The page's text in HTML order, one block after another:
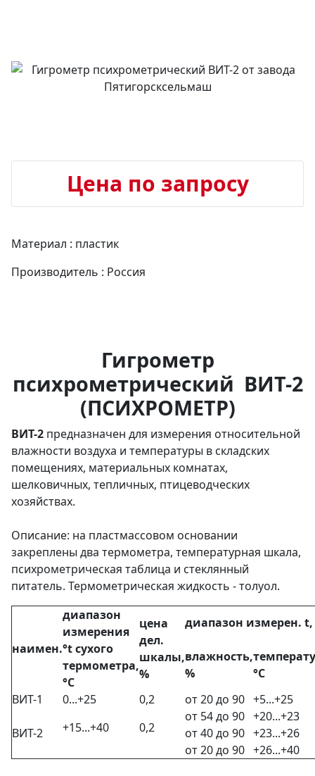
Цена по запросу
Материал : пластик
Производитель : Россия
Гигрометр
психрометрический ВИТ-2
(ПСИХРОМЕТР)
ВИТ-2 предназначен для измерения относительной
влажности воздуха и температуры в складских
помещениях, материальных комнатах,
шелковичных, тепличных, птицеводческих
хозяйствах.
Описание: на пластмассовом основании
закреплены два термометра, температурная шкала,
психрометрическая таблица и стеклянный
питатель. Термометрическая жидкость - толуол.
наимен.
диапазон
измерения
°t сухого
термометра,
°С
цена
дел.
шкалы,
%
диапазон измерен. t,
влажность,
%
°С
ВИТ-1
0...+25 0,2 от 20 до 90 +5...+25
ВИТ-2 +15...+40 0,2
от 54 до 90 +20...+23
от 40 до 90 +23...+26
от 20 до 90 +26...+40